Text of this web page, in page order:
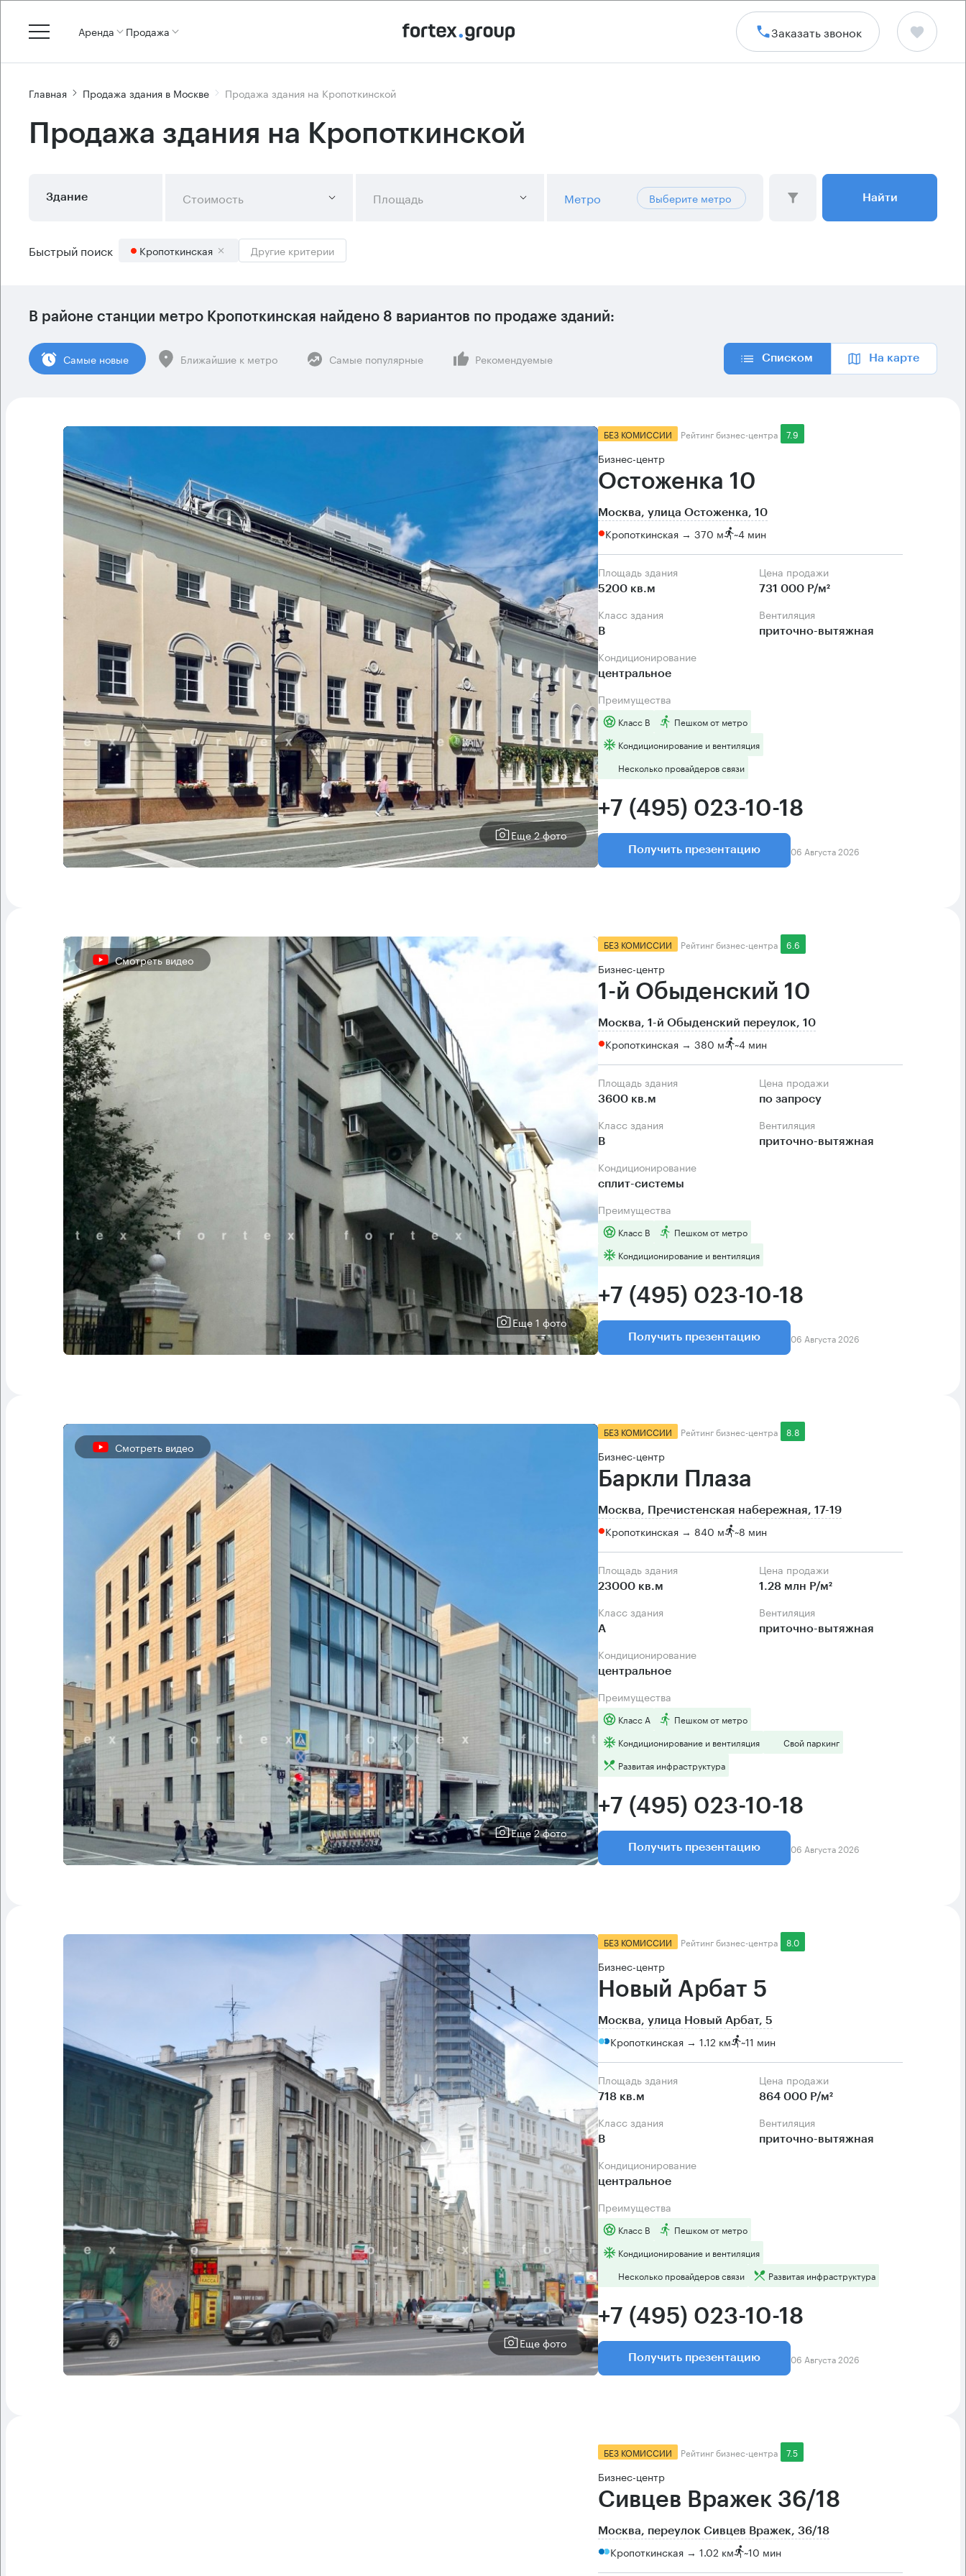
Аренда Продажа Заказать звонок
Главная Продажа здания в Москве Продажа здания на Кропоткинской
Продажа здания на Кропоткинской
Здание Стоимость Площадь Метро Выберите метро Найти
Быстрый поиск Кропоткинская Другие критерии
В районе станции метро Кропоткинская найдено 8 вариантов по продаже зданий:
Cамые новые Ближайшие к метро Самые популярные Рекомендуемые Списком На карте
Еще 2 фото
БЕЗ КОМИССИИ Рейтинг бизнес-центра 7.9
Бизнес-центр
Остоженка 10
Москва, улица Остоженка, 10
Кропоткинская → 370 м ~4 мин
Площадь здания
5200 кв.м
Цена продажи
731 000 Р/м²
Класс здания
B
Вентиляция
приточно-вытяжная
Кондиционирование
центральное
Преимущества
Класс B
Пешком от метро
Кондиционирование и вентиляция
Несколько провайдеров связи
+7 (495) 023-10-18
Получить презентацию 06 Августа 2026
Смотреть видео
Еще 1 фото
БЕЗ КОМИССИИ Рейтинг бизнес-центра 6.6
Бизнес-центр
1-й Обыденский 10
Москва, 1-й Обыденский переулок, 10
Кропоткинская → 380 м ~4 мин
Площадь здания
3600 кв.м
Цена продажи
по запросу
Класс здания
B
Вентиляция
приточно-вытяжная
Кондиционирование
сплит-системы
Преимущества
Класс B
Пешком от метро
Кондиционирование и вентиляция
+7 (495) 023-10-18
Получить презентацию 06 Августа 2026
Смотреть видео
Еще 2 фото
БЕЗ КОМИССИИ Рейтинг бизнес-центра 8.8
Бизнес-центр
Баркли Плаза
Москва, Пречистенская набережная, 17-19
Кропоткинская → 840 м ~8 мин
Площадь здания
23000 кв.м
Цена продажи
1.28 млн Р/м²
Класс здания
А
Вентиляция
приточно-вытяжная
Кондиционирование
центральное
Преимущества
Класс А
Пешком от метро
Кондиционирование и вентиляция
Свой паркинг
Развитая инфраструктура
+7 (495) 023-10-18
Получить презентацию 06 Августа 2026
Еще фото
БЕЗ КОМИССИИ Рейтинг бизнес-центра 8.0
Бизнес-центр
Новый Арбат 5
Москва, улица Новый Арбат, 5
Кропоткинская → 1.12 км ~11 мин
Площадь здания
718 кв.м
Цена продажи
864 000 Р/м²
Класс здания
B
Вентиляция
приточно-вытяжная
Кондиционирование
центральное
Преимущества
Класс B
Пешком от метро
Кондиционирование и вентиляция
Несколько провайдеров связи
Развитая инфраструктура
+7 (495) 023-10-18
Получить презентацию 06 Августа 2026
БЕЗ КОМИССИИ Рейтинг бизнес-центра 7.5
Бизнес-центр
Сивцев Вражек 36/18
Москва, переулок Сивцев Вражек, 36/18
Кропоткинская → 1.02 км ~10 мин